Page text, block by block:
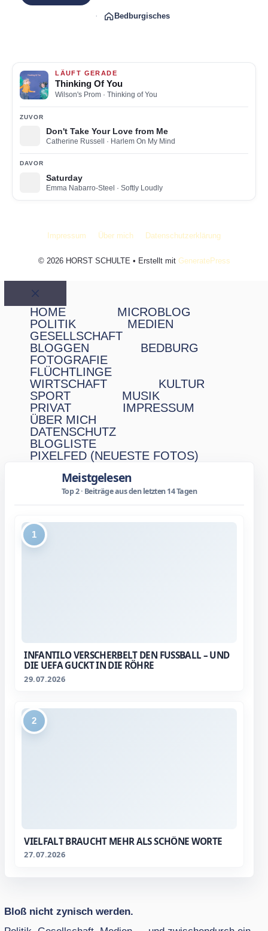
Bedburgisches
LÄUFT GERADE
Thinking Of You
Wilson's Prom · Thinking of You
ZUVOR
Don't Take Your Love from Me
Catherine Russell · Harlem On My Mind
DAVOR
Saturday
Emma Nabarro-Steel · Softly Loudly
Impressum Über mich Datenschutzerklärung
© 2026 HORST SCHULTE • Erstellt mit GeneratePress
Schließen
HOME
MICROBLOG
POLITIK
MEDIEN
GESELLSCHAFT
BLOGGEN
BEDBURG
FOTOGRAFIE
FLÜCHTLINGE
WIRTSCHAFT
KULTUR
SPORT
MUSIK
PRIVAT
IMPRESSUM
ÜBER MICH
DATENSCHUTZ
BLOGLISTE
PIXELFED (NEUESTE FOTOS)
Meistgelesen
Top 2 · Beiträge aus den letzten 14 Tagen
1
INFANTILO VERSCHERBELT DEN FUSSBALL – UND D
IE UEFA GUCKT IN DIE RÖHRE
29.07.2026
2
VIELFALT BRAUCHT MEHR ALS SCHÖNE WORTE
27.07.2026
Bloß nicht zynisch werden.